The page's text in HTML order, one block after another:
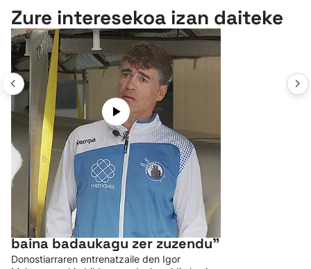
Zure interesekoa izan daiteke
Igor Makazaga: “Espero baino
hobeto hasi dugu denboraldia,
baina badaukagu zer zuzendu”
Donostiarraren entrenatzaile den Igor